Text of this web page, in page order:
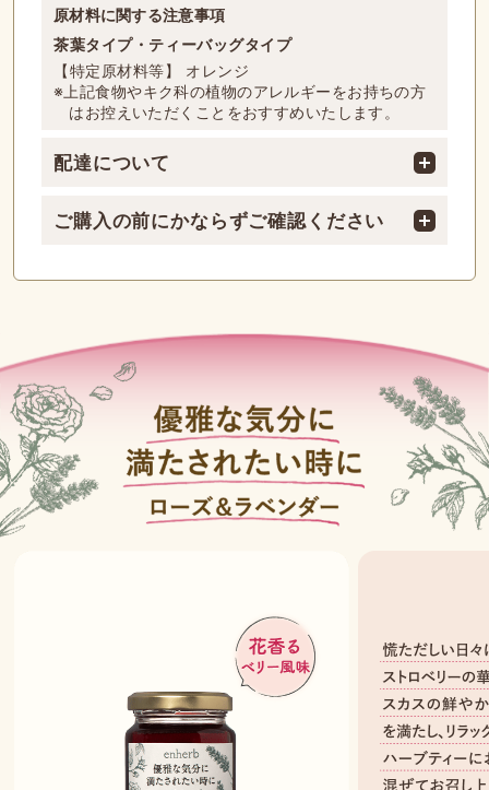
原材料に関する注意事項
茶葉タイプ・ティーバッグタイプ
【特定原材料等】 オレンジ
※上記食物やキク科の植物のアレルギーをお持ちの方
はお控えいただくことをおすすめいたします。
配達について
ご購入の前にかならずご確認ください